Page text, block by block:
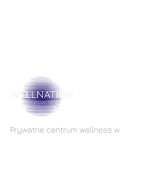
Prywatne centrum wellness w